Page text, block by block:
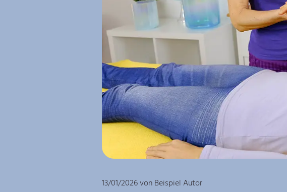
13/01/2026von Beispiel Autor